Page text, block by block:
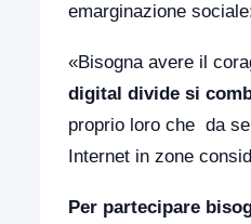
emarginazione
«Bisogna avere il
digital divide si
proprio loro che da
Internet in zone
Per partecipare